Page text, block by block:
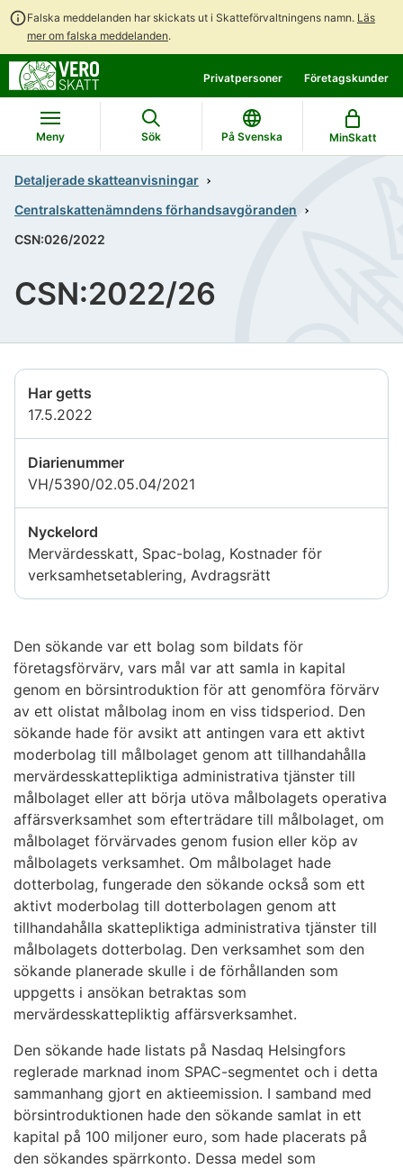
Falska meddelanden har skickats ut i Skatteförvaltningens namn. Läs
mer om falska meddelanden.
direkt
till
innehållet
till
hela
webbplatsens
sökning
Privatpersoner Företagskunder
Meny Sök På Svenska MinSkatt
Detaljerade skatteanvisningar
Centralskattenämndens förhandsavgöranden
CSN:026/2022
CSN:2022/26
Har getts
17.5.2022
Diarienummer
VH/5390/02.05.04/2021
Nyckelord
Mervärdesskatt, Spac-bolag, Kostnader för
verksamhetsetablering, Avdragsrätt
Den sökande var ett bolag som bildats för
företagsförvärv, vars mål var att samla in kapital
genom en börsintroduktion för att genomföra förvärv
av ett olistat målbolag inom en viss tidsperiod. Den
sökande hade för avsikt att antingen vara ett aktivt
moderbolag till målbolaget genom att tillhandahålla
mervärdesskattepliktiga administrativa tjänster till
målbolaget eller att börja utöva målbolagets operativa
affärsverksamhet som efterträdare till målbolaget, om
målbolaget förvärvades genom fusion eller köp av
målbolagets verksamhet. Om målbolaget hade
dotterbolag, fungerade den sökande också som ett
aktivt moderbolag till dotterbolagen genom att
tillhandahålla skattepliktiga administrativa tjänster till
målbolagets dotterbolag. Den verksamhet som den
sökande planerade skulle i de förhållanden som
uppgetts i ansökan betraktas som
mervärdesskattepliktig affärsverksamhet.
Den sökande hade listats på Nasdaq Helsingfors
reglerade marknad inom SPAC-segmentet och i detta
sammanhang gjort en aktieemission. I samband med
börsintroduktionen hade den sökande samlat in ett
kapital på 100 miljoner euro, som hade placerats på
den sökandes spärrkonto. Dessa medel som